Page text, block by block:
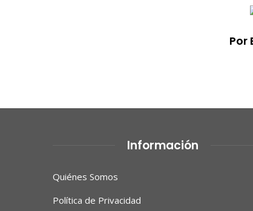
Por
Información
Quiénes Somos
Política de Privacidad